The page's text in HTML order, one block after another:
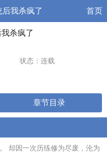
我杀疯了 首页
杀疯了
状态：连载
章节目录
却因一次历练修为尽废，沦为